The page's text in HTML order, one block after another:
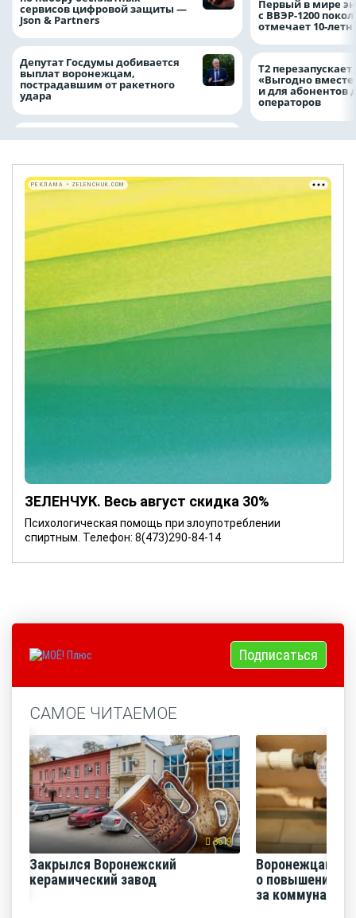
сервисов цифровой защиты —
Json & Partners
Депутат Госдумы добивается
выплат воронежцам,
пострадавшим от ракетного
удара
Первый в мире
с ВВЭР-1200
отмечает 10-
Т2
«Выгодно
и для абонентов
операторов
ЗЕЛЕНЧУК. Весь август скидка 30%
Психологическая помощь при злоупотреблении
спиртным. Телефон: 8(473)290-84-14
РЕКЛАМА • ZELENCHUK.COM
Подписаться
САМОЕ ЧИТАЕМОЕ
3619
Закрылся Воронежский
керамический завод
Воронежцам
о повышении
за